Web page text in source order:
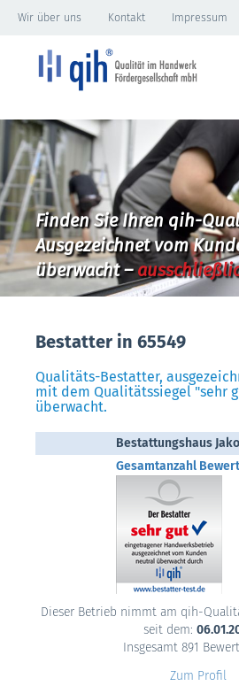
Wir über uns Kontakt Impressum
Finden Sie Ihren qih-
Ausgezeichnet vom
überwacht –
Bestatter in 65549
Qualitäts-Bestatter,
mit dem Qualitätssiegel "sehr
überwacht.
Bestattungshaus
Gesamtanzahl
Dieser Betrieb nimmt am qih-
seit dem:
Insgesamt 891
Zum Profil